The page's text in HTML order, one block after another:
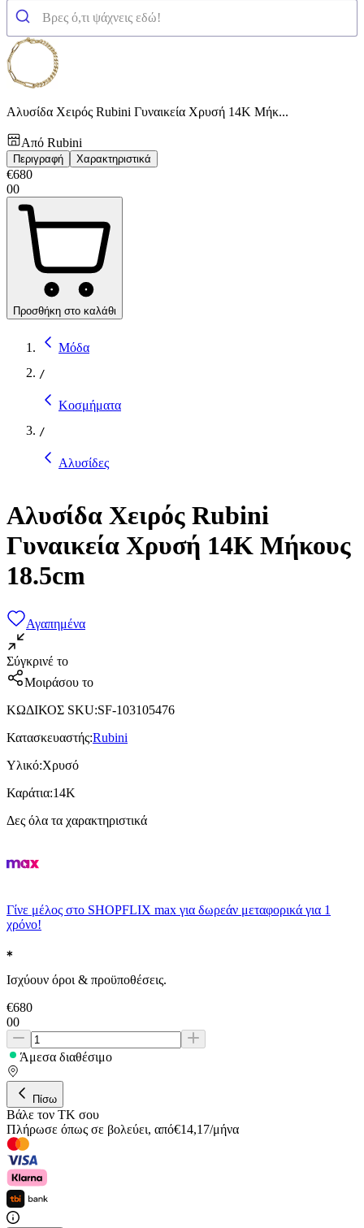
Αλυσίδα Χειρός Rubini Γυναικεία Χρυσή 14K Μήκ...
Από Rubini
Περιγραφή Χαρακτηριστικά
€680
00
Προσθήκη στο καλάθι
Μόδα
/
Κοσμήματα
/
Αλυσίδες
Αλυσίδα Χειρός Rubini
Γυναικεία Χρυσή 14K Μήκους
18.5cm
Αγαπημένα
Σύγκρινέ το
Μοιράσου το
ΚΩΔΙΚΟΣ SKU:SF-103105476
Κατασκευαστής:Rubini
Υλικό:Χρυσό
Καράτια:14Κ
Δες όλα τα χαρακτηριστικά
Γίνε μέλος στο SHOPFLIX max για δωρεάν μεταφορικά για 1
χρόνο!
Ισχύουν όροι & προϋποθέσεις.
€680
00
Άμεσα διαθέσιμο
Πίσω
Βάλε τον ΤΚ σου
Πλήρωσε όπως σε βολεύει, από€14,17/μήνα